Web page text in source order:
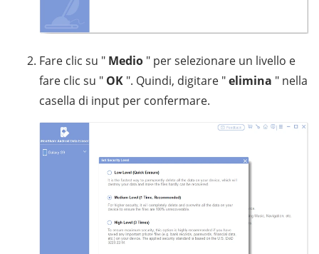
Fare clic su " Medio " per selezionare un livello e
fare clic su " OK ". Quindi, digitare "elimina " nella
casella di input per confermare.